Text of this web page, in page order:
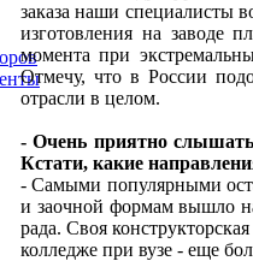
заказа наши специалисты
изготовления на заводе
момента при
Отмечу, что в России
отрасли в целом.
- Очень приятно
Кстати, какие
- Самыми популярными
и заочной формам вышло
рада. Своя
колледже при вузе - еще